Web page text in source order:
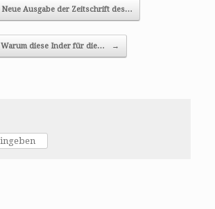
Neue Ausgabe der Zeitschrift des…
Warum diese Inder für die… →